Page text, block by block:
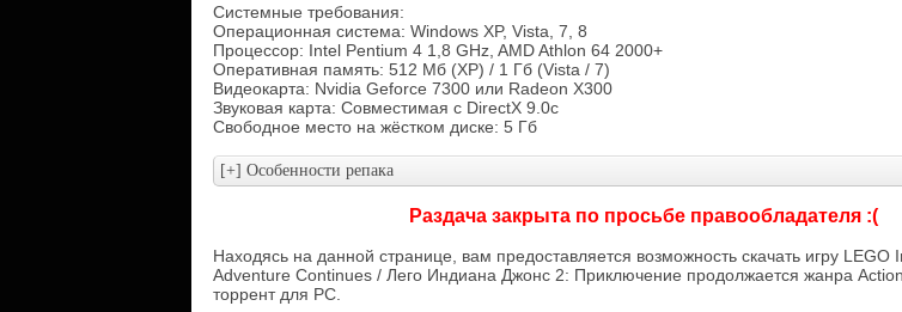
Системные требования:
Операционная система: Windows XP, Vista, 7, 8
Процессор: Intel Pentium 4 1,8 GHz, AMD Athlon 64 2000+
Оперативная память: 512 Мб (XP) / 1 Гб (Vista / 7)
Видеокарта: Nvidia Geforce 7300 или Radeon Х300
Звуковая карта: Совместимая с DirectX 9.0c
Свободное место на жёстком диске: 5 Гб
Раздача закрыта по просьбе правообладателя :(
Находясь на данной странице, вам предоставляется возможность скачать игру LEGO
Adventure Continues / Лего Индиана Джонс 2: Приключение продолжается жанра
торрент для PC.